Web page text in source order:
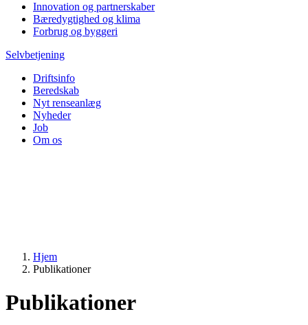
Innovation og partnerskaber
Bæredygtighed og klima
Forbrug og byggeri
Selvbetjening
Driftsinfo
Beredskab
Nyt renseanlæg
Nyheder
Job
Om os
Hjem
Publikationer
Publikationer